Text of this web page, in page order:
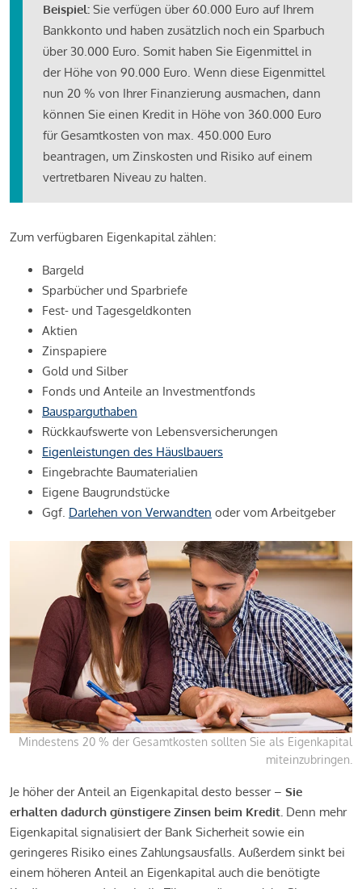
Beispiel: Sie verfügen über 60.000 Euro auf Ihrem
Bankkonto und haben zusätzlich noch ein Sparbuch
über 30.000 Euro. Somit haben Sie Eigenmittel in
der Höhe von 90.000 Euro. Wenn diese Eigenmittel
nun 20 % von Ihrer Finanzierung ausmachen, dann
können Sie einen Kredit in Höhe von 360.000 Euro
für Gesamtkosten von max. 450.000 Euro
beantragen, um Zinskosten und Risiko auf einem
vertretbaren Niveau zu halten.
Zum verfügbaren Eigenkapital zählen:
Bargeld
Sparbücher und Sparbriefe
Fest- und Tagesgeldkonten
Aktien
Zinspapiere
Gold und Silber
Fonds und Anteile an Investmentfonds
Bausparguthaben
Rückkaufswerte von Lebensversicherungen
Eigenleistungen des Häuslbauers
Eingebrachte Baumaterialien
Eigene Baugrundstücke
Ggf. Darlehen von Verwandten oder vom Arbeitgeber
Mindestens 20 % der Gesamtkosten sollten Sie als Eigenkapital
miteinzubringen.
Je höher der Anteil an Eigenkapital desto besser – Sie
erhalten dadurch günstigere Zinsen beim Kredit. Denn mehr
Eigenkapital signalisiert der Bank Sicherheit sowie ein
geringeres Risiko eines Zahlungsausfalls. Außerdem sinkt bei
einem höheren Anteil an Eigenkapital auch die benötigte